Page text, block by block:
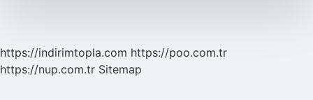
https://indirimtopla.com https://poo.com.tr
https://nup.com.tr Sitemap